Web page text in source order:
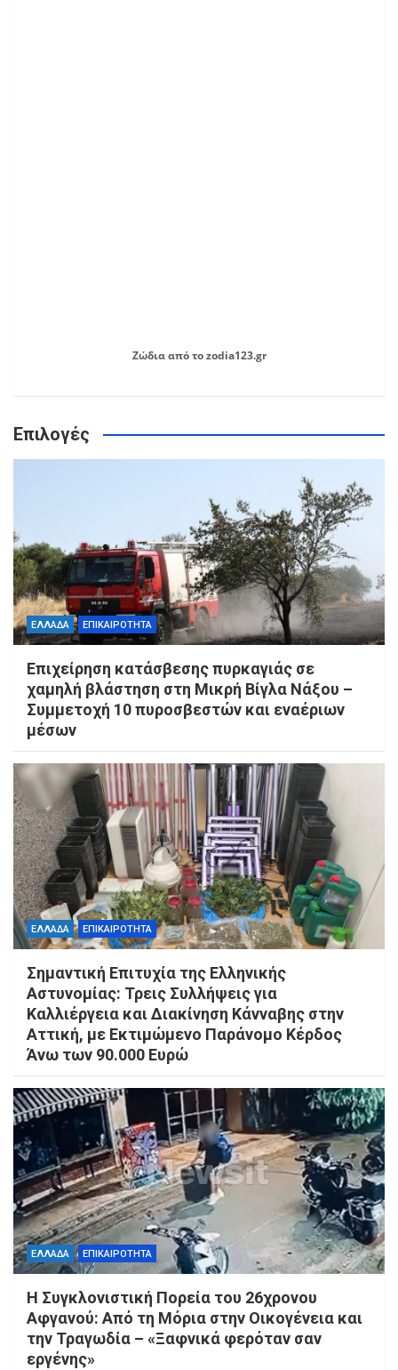
Ζώδιααπό τοzodia123.gr
Επιλογές
ΕΛΛΑΔΑ ΕΠΙΚΑΙΡΟΤΗΤΑ
Επιχείρηση κατάσβεσης πυρκαγιάς σε
χαμηλή βλάστηση στη Μικρή Βίγλα Νάξου –
Συμμετοχή 10 πυροσβεστών και εναέριων
μέσων
ΕΛΛΑΔΑ ΕΠΙΚΑΙΡΟΤΗΤΑ
Σημαντική Επιτυχία της Ελληνικής
Αστυνομίας: Τρεις Συλλήψεις για
Καλλιέργεια και Διακίνηση Κάνναβης στην
Αττική, με Εκτιμώμενο Παράνομο Κέρδος
Άνω των 90.000 Ευρώ
ΕΛΛΑΔΑ ΕΠΙΚΑΙΡΟΤΗΤΑ
Η Συγκλονιστική Πορεία του 26χρονου
Αφγανού: Από τη Μόρια στην Οικογένεια και
την Τραγωδία – «Ξαφνικά φερόταν σαν
εργένης»